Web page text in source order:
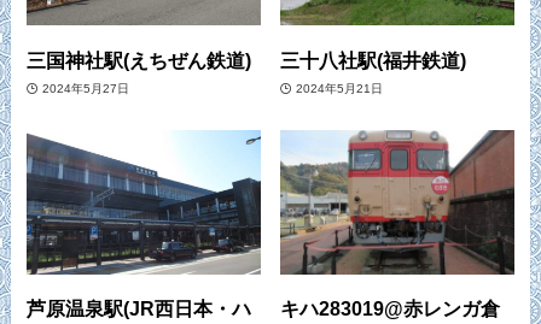
三国神社駅(えちぜん鉄道)
2024年5月27日
三十八社駅(福井鉄道)
2024年5月21日
芦原温泉駅(JR西日本・ハ
キハ283019@赤レンガ倉